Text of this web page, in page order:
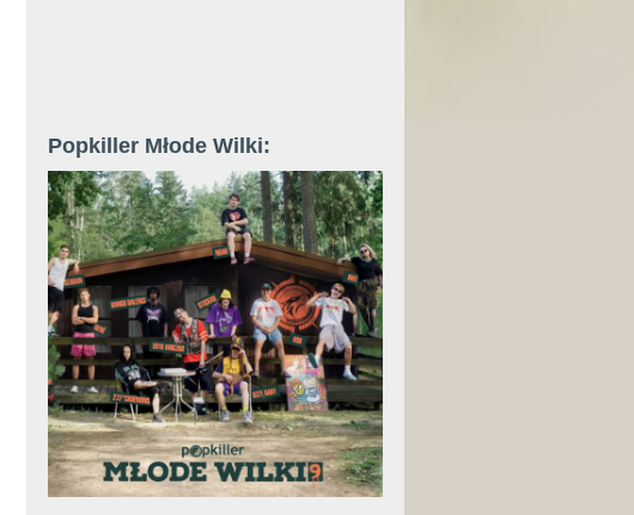
Popkiller Młode Wilki: